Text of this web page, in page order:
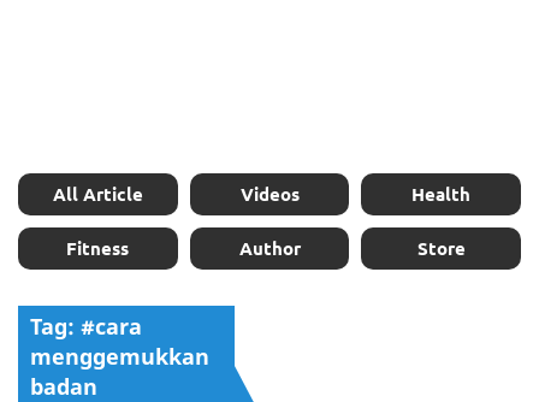
All Article Videos Health
Fitness Author Store
Tag: #cara
menggemukkan
badan